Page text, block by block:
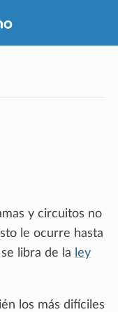
y circuitos no
le ocurre hasta
libra de la ley
los más difíciles